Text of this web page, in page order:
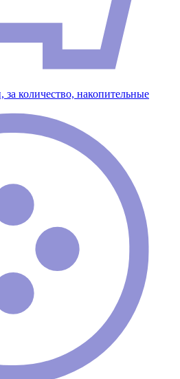
количество, накопительные